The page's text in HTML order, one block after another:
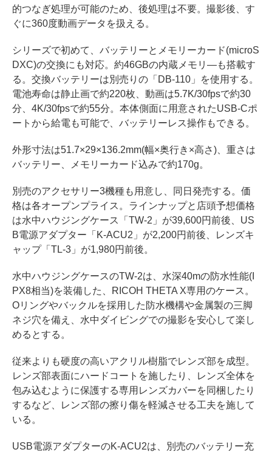
的つなぎ処理が可能のため、後処理は不要。撮影後、す
ぐに360度動画データを扱える。
シリーズで初めて、バッテリーとメモリーカード(microS
DXC)の交換にも対応。約46GBの内蔵メモリ―も搭載す
る。交換バッテリーは別売りの「DB-110」を使用する。
電池寿命は静止画で約220枚、動画は5.7K/30fpsで約30
分、4K/30fpsで約55分。本体側面に用意されたUSB-Cポ
ートから給電も可能で、バッテリーレス操作もできる。
外形寸法は51.7×29×136.2mm(幅×奥行き×高さ)、重さは
バッテリー、メモリーカード込みで約170g。
別売のアクセサリー3機種も用意し、同日発売する。価
格は各オープンプライス。ラインナップと店頭予想価格
は水中ハウジングケース「TW-2」が39,600円前後、US
B電源アダプター「K-ACU2」が2,200円前後、レンズキ
ャップ「TL-3」が1,980円前後。
水中ハウジングケースのTW-2は、水深40mの防水性能(I
PX8相当)を装備した、RICOH THETA X専用のケース。
Oリングやバックルを採用した防水機構や金属製の三脚
ネジ穴を備え、水中ダイビングでの撮影を安心して楽し
めるとする。
従来よりも硬度の高いアクリル樹脂でレンズ部を成型。
レンズ部表面にハードコートを施したり、レンズ全体を
包み込むように保護する専用レンズカバーを同梱したり
するなど、レンズ部の擦り傷を軽減させる工夫を施して
いる。
USB電源アダプターのK-ACU2は、別売のバッテリー充